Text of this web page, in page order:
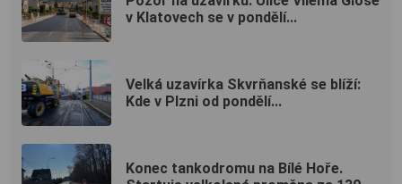
v Klatovech se v pondělí...
Velká uzavírka Skvrňanské se blíží:
Kde v Plzni od pondělí...
Konec tankodromu na Bílé Hoře.